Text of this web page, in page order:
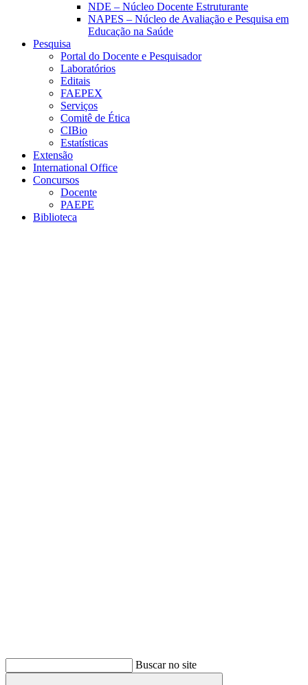
NDE – Núcleo Docente Estruturante
NAPES – Núcleo de Avaliação e Pesquisa em
Educação na Saúde
Pesquisa
Portal do Docente e Pesquisador
Laboratórios
Editais
FAEPEX
Serviços
Comitê de Ética
CIBio
Estatísticas
Extensão
International Office
Concursos
Docente
PAEPE
Biblioteca
Buscar no site